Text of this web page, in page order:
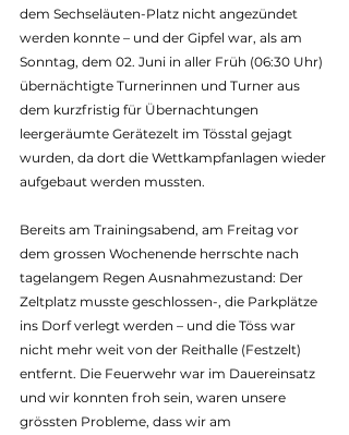
dem Sechseläuten-Platz nicht angezündet
werden konnte – und der Gipfel war, als am
Sonntag, dem 02. Juni in aller Früh (06:30 Uhr)
übernächtigte Turnerinnen und Turner aus
dem kurzfristig für Übernachtungen
leergeräumte Gerätezelt im Tösstal gejagt
wurden, da dort die Wettkampfanlagen wieder
aufgebaut werden mussten.
Bereits am Trainingsabend, am Freitag vor
dem grossen Wochenende herrschte nach
tagelangem Regen Ausnahmezustand: Der
Zeltplatz musste geschlossen-, die Parkplätze
ins Dorf verlegt werden – und die Töss war
nicht mehr weit von der Reithalle (Festzelt)
entfernt. Die Feuerwehr war im Dauereinsatz
und wir konnten froh sein, waren unsere
grössten Probleme, dass wir am